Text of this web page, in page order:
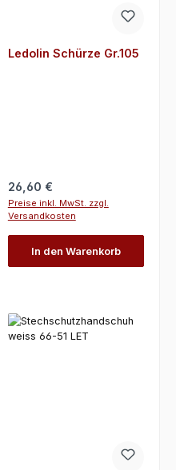
Ledolin Schürze Gr.105
Regulärer Preis:
26,60 €
Preise inkl. MwSt. zzgl.
Versandkosten
In den Warenkorb